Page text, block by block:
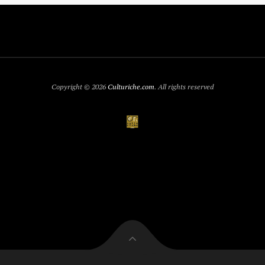
Copyright © 2026Culturiche.com. All rights reserved